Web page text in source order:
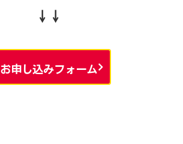
↓↓
お申し込みフォーム